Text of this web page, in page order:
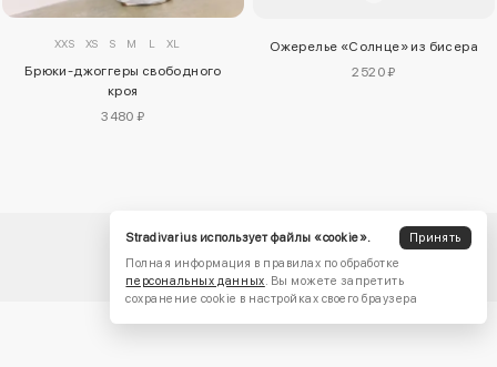
XXS XS S M L XL
Брюки-джоггеры свободного
кроя
3480 ₽
Ожерелье «Солнце» из бисера
2520 ₽
Stradivarius использует файлы «cookie».
Принять
Полная информация в правилах по обработке
персональных данных. Вы можете запретить
сохранение cookie в настройках своего браузера